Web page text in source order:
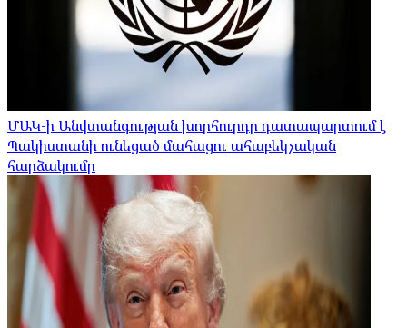
ՄԱԿ-ի Անվտանգության խորհուրդը դատապարտում է
Պակիստանի ունեցած մահացու ահաբեկչական
հարձակումը